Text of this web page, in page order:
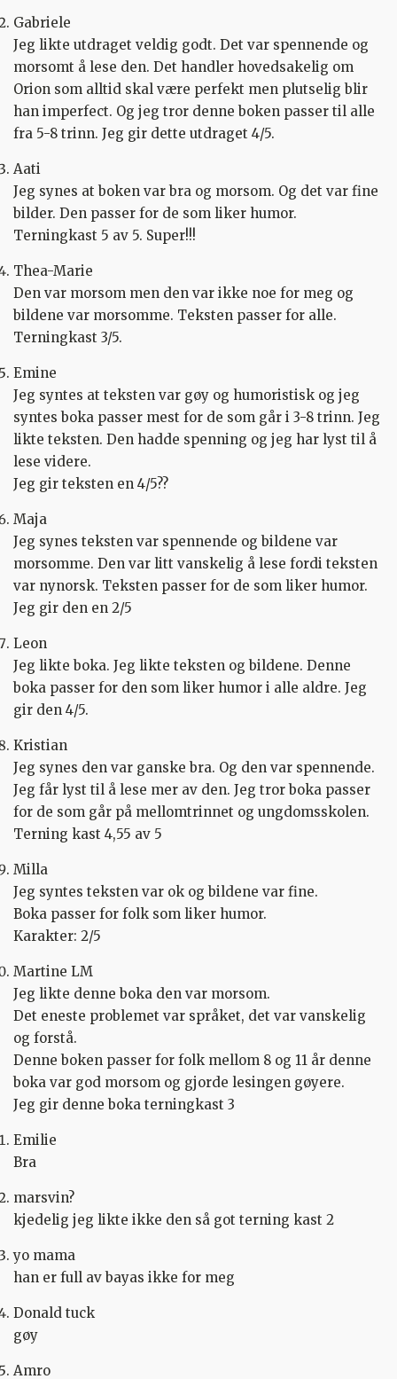
Gabriele
Jeg likte utdraget veldig godt. Det var spennende og
morsomt å lese den. Det handler hovedsakelig om
Orion som alltid skal være perfekt men plutselig blir
han imperfect. Og jeg tror denne boken passer til alle
fra 5-8 trinn. Jeg gir dette utdraget 4/5.
Aati
Jeg synes at boken var bra og morsom. Og det var fine
bilder. Den passer for de som liker humor.
Terningkast 5 av 5. Super!!!
Thea-Marie
Den var morsom men den var ikke noe for meg og
bildene var morsomme. Teksten passer for alle.
Terningkast 3/5.
Emine
Jeg syntes at teksten var gøy og humoristisk og jeg
syntes boka passer mest for de som går i 3-8 trinn. Jeg
likte teksten. Den hadde spenning og jeg har lyst til å
lese videre.
Jeg gir teksten en 4/5??
Maja
Jeg synes teksten var spennende og bildene var
morsomme. Den var litt vanskelig å lese fordi teksten
var nynorsk. Teksten passer for de som liker humor.
Jeg gir den en 2/5
Leon
Jeg likte boka. Jeg likte teksten og bildene. Denne
boka passer for den som liker humor i alle aldre. Jeg
gir den 4/5.
Kristian
Jeg synes den var ganske bra. Og den var spennende.
Jeg får lyst til å lese mer av den. Jeg tror boka passer
for de som går på mellomtrinnet og ungdomsskolen.
Terning kast 4,55 av 5
Milla
Jeg syntes teksten var ok og bildene var fine.
Boka passer for folk som liker humor.
Karakter: 2/5
Martine LM
Jeg likte denne boka den var morsom.
Det eneste problemet var språket, det var vanskelig
og forstå.
Denne boken passer for folk mellom 8 og 11 år denne
boka var god morsom og gjorde lesingen gøyere.
Jeg gir denne boka terningkast 3
Emilie
Bra
marsvin?
kjedelig jeg likte ikke den så got terning kast 2
yo mama
han er full av bayas ikke for meg
Donald tuck
gøy
Amro